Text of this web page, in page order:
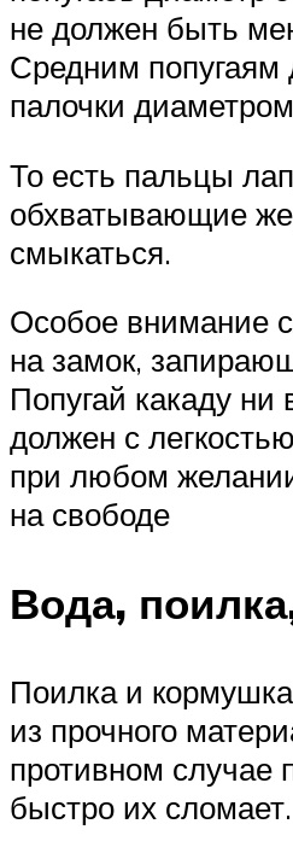
не должен быть
Средним попугаям
палочки
То есть пальцы
обхватывающие
смыкаться.
Особое внимание
на замок,
Попугай какаду ни
должен с
при любом
на свободе
Вода,
Поилка и
из прочного
противном случае
быстро их сломает.